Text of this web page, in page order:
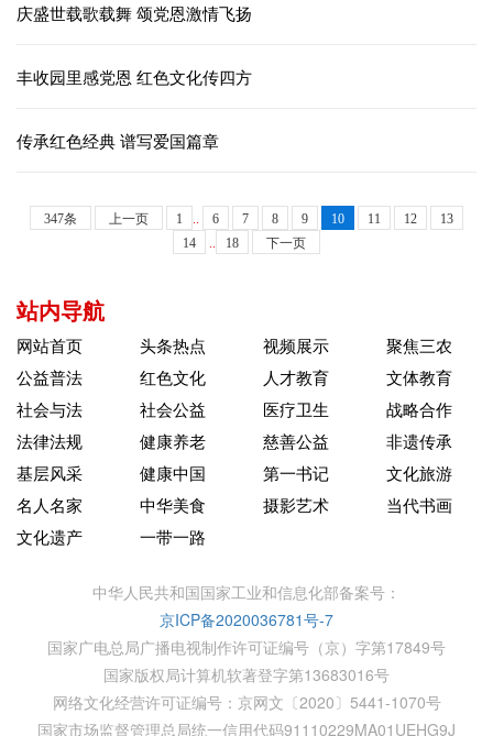
庆盛世载歌载舞 颂党恩激情飞扬
丰收园里感党恩 红色文化传四方
传承红色经典 谱写爱国篇章
347条 上一页 1 .. 6 7 8 9 10 11 12
13
14
.. 18 下一页
站内导航
网站首页 头条热点 视频展示
聚焦三农
公益普法
红色文化 人才教育
文体教育
社会与法
社会公益 医疗卫生
战略合作
法律法规
健康养老 慈善公益
非遗传承
基层风采
健康中国 第一书记
文化旅游
名人名家
中华美食 摄影艺术
当代书画
文化遗产
一带一路
中华人民共和国国家工业和信息化部备案号：
京ICP备2020036781号-7
国家广电总局广播电视制作许可证编号（京）字第17849号
国家版权局计算机软著登字第13683016号
网络文化经营许可证编号：京网文〔2020〕5441-1070号
国家市场监督管理总局统一信用代码91110229MA01UEHG9J